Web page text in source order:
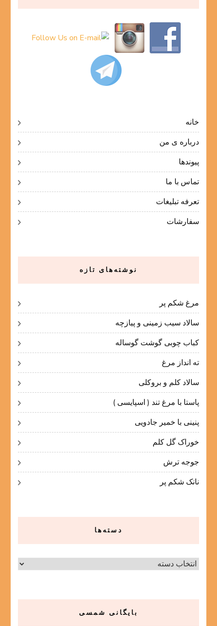
خانه
درباره ی من
پیوندها
تماس با ما
تعرفه تبلیغات
سفارشات
نوشته‌های تازه
مرغ شکم پر
سالاد سیب زمینی و پیازچه
کباب چوبی گوشت گوساله
ته انداز مرغ
سالاد کلم و بروکلی
پاستا با مرغ تند ( اسپایسی )
پنینی با خمیر جادویی
خوراک گل کلم
جوجه ترش
نانک شکم پر
دسته‌ها
دسته‌ها
بایگانی شمسی